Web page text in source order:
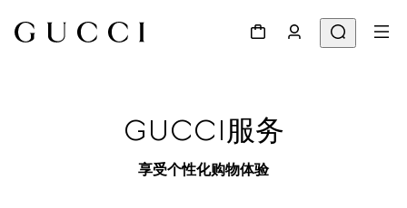
GUCCI服务
享受个性化购物体验